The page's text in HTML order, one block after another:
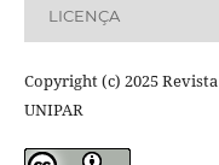
LICENÇA
Copyright (c) 2025
UNIPAR